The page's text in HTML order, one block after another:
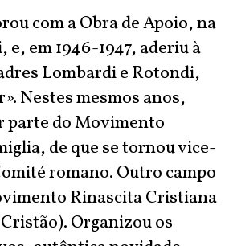
com a Obra de Apoio, na
e, em 1946-1947, aderiu à
Lombardi e Rotondi,
Nestes mesmos anos,
parte do Movimento
de que se tornou vice-
romano. Outro campo
Rinascita Cristiana
Organizou os